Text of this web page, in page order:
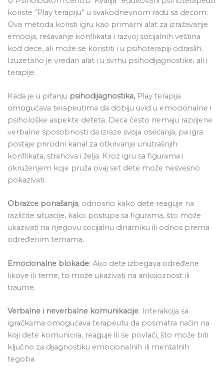
koriste “Play terapiju” u svakodnevnom radu sa decom.
Ova metoda koristi igru kao primarni alat za izražavanje
emocija, rešavanje konflikata i razvoj socijalnih veština
kod dece, ali može se koristiti i u psihoterapiji odraslih.
Izuzetano je vredan alat i u svrhu psihodijagnostike, ali i
terapije.
Kada je u pitanju psihodijagnostika, Play terapija
omogućava terapeutima da dobiju uvid u emocionalne i
psihološke aspekte deteta. Deca često nemaju razvijene
verbalne sposobnosti da izraze svoja osećanja, pa igra
postaje prirodni kanal za otkrivanje unutrašnjih
konflikata, strahova i želja. Kroz igru sa figurama i
okruženjem koje pruža ovaj set dete može nesvesno
pokazivati:
Obrazce ponašanja, odnosno kako dete reaguje na
različite situacije, kako postupa sa figurama, što može
ukazivati na njegovu socijalnu dinamiku ili odnos prema
određenim temama.
Emocionalne blokade: Ako dete izbegava određene
likove ili teme, to može ukazivati na anksioznost ili
traume.
Verbalne i neverbalne komunikacije: Interakcija sa
igračkama omogućava terapeutu da posmatra način na
koji dete komunicira, reaguje ili se povlači, što može biti
ključno za dijagnostiku emocionalnih ili mentalnih
tegoba.